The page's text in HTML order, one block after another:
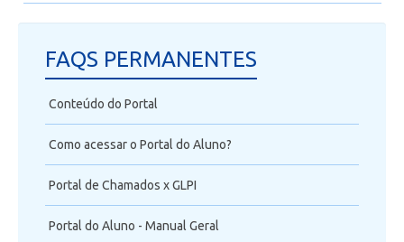
Office 365
Intercâmbio
Fluig
Feedz
FAQS PERMANENTES
Conteúdo do Portal
Como acessar o Portal do Aluno?
Portal de Chamados x GLPI
Portal do Aluno - Manual Geral